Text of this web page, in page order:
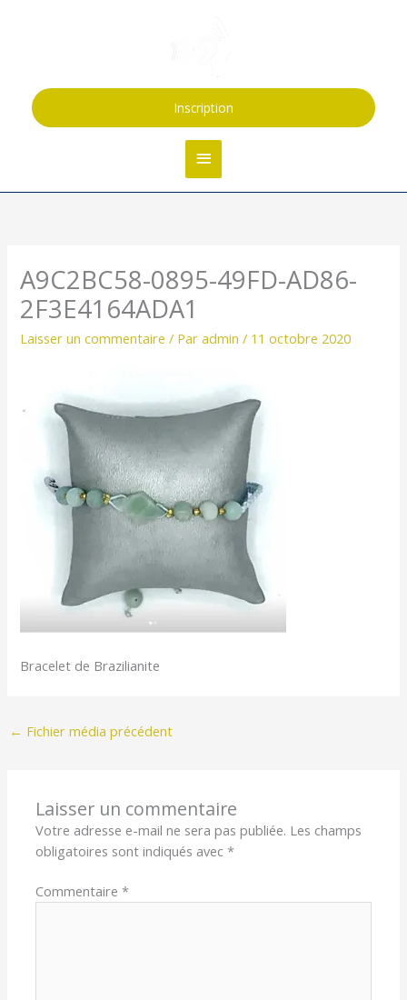
Inscription
A9C2BC58-0895-49FD-AD86-
2F3E4164ADA1
Laisser un commentaire / Paradmin/ 11 octobre 2020
Bracelet de Brazilianite
← Fichier média précédent
Laisser un commentaire
Votre adresse e-mail ne sera pas publiée. Les champs
obligatoires sont indiqués avec*
Commentaire*